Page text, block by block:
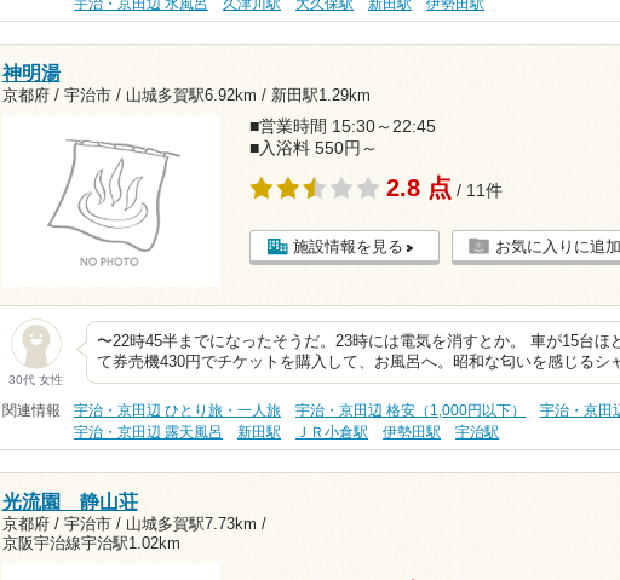
宇治・京田辺 水風呂
久津川駅 大久保駅 新田駅 伊勢田駅
神明湯
京都府 / 宇治市 / 山城多賀駅6.92km / 新田駅1.29km
■営業時間 15:30～22:45
■入浴料 550円～
2.8 点 / 11件
施設情報を見る お気に入りに追加
30代 女性
〜22時45半までになったそうだ。23時には電気を消すとか。 車が15台ほ
て券売機430円でチケットを購入して、お風呂へ。昭和な匂いを感じるシ
関連情報 宇治・京田辺 ひとり旅・一人旅 宇治・京田辺 格安（1,000円以下）
宇治・京田
宇治・京田辺 露天風呂
新田駅 ＪＲ小倉駅 伊勢田駅 宇治駅
光流園 静山荘
京都府 / 宇治市 / 山城多賀駅7.73km /
京阪宇治線宇治駅1.02km